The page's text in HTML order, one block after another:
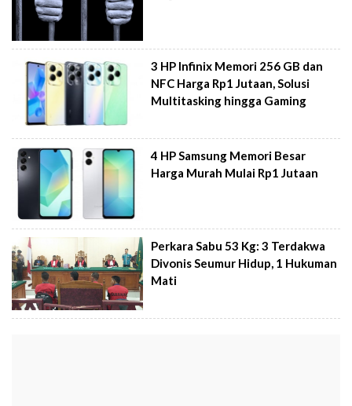
3 HP Infinix Memori 256 GB dan
NFC Harga Rp1 Jutaan, Solusi
Multitasking hingga Gaming
4 HP Samsung Memori Besar
Harga Murah Mulai Rp1 Jutaan
Perkara Sabu 53 Kg: 3 Terdakwa
Divonis Seumur Hidup, 1 Hukuman
Mati